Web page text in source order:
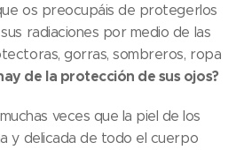
os preocupáis de protegerlos
radiaciones por medio de las
gorras, sombreros, ropa
de la protección de sus ojos?
veces que la piel de los
y delicada de todo el cuerpo